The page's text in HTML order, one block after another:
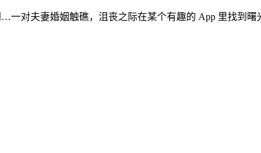
…一对夫妻婚姻触礁，沮丧之际在某个有趣的 App 里找到